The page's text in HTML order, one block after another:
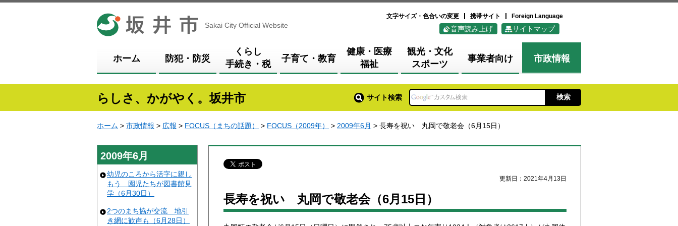
坂井市
Sakai City Official Website
文字サイズ・色合いの変更 携帯サイト Foreign Language
音声読み上げ サイトマップ
ホーム 防犯・防災
くらし
手続き・税
子育て・教育
健康・医療
福祉
観光・文化
スポーツ
事業者向け 市政情報
らしさ、かがやく。坂井市 サイト検索
ホーム > 市政情報 > 広報 > FOCUS（まちの話題） > FOCUS（2009年） > 2009年6月 > 長寿を祝い 丸岡で敬老会（6月15日）
2009年6月
幼児のころから活字に親し
もう 園児たちが図書館見
学（6月30日）
2つのまち協が交流 地引
き網に歓声も（6月28日）
更新日：2021年4月13日
長寿を祝い 丸岡で敬老会（6月15日）